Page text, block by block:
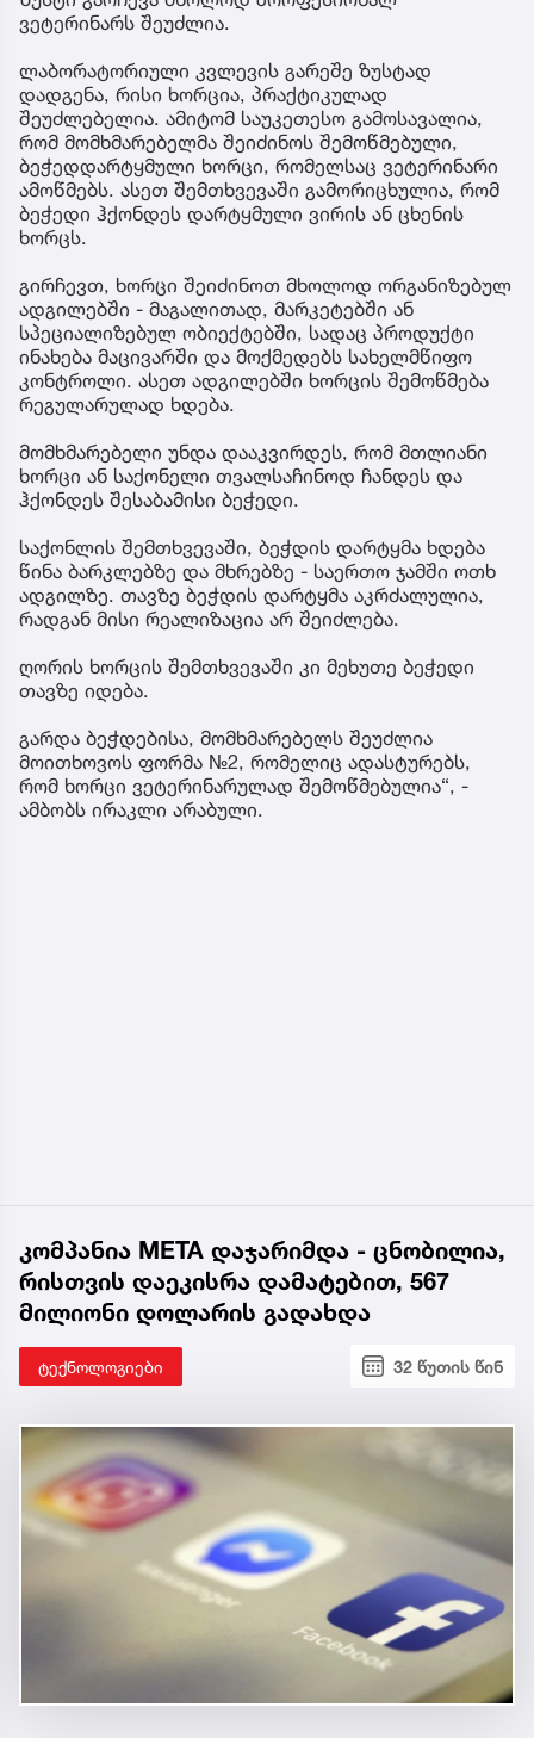
ვეტერინარს შეუძლია.
ლაბორატორიული კვლევის გარეშე ზუსტად
დადგენა, რისი ხორცია, პრაქტიკულად
შეუძლებელია. ამიტომ საუკეთესო გამოსავალია,
რომ მომხმარებელმა შეიძინოს შემოწმებული,
ბეჭედდარტყმული ხორცი, რომელსაც ვეტერინარი
ამოწმებს. ასეთ შემთხვევაში გამორიცხულია, რომ
ბეჭედი ჰქონდეს დარტყმული ვირის ან ცხენის
ხორცს.
გირჩევთ, ხორცი შეიძინოთ მხოლოდ ორგანიზებულ
ადგილებში - მაგალითად, მარკეტებში ან
სპეციალიზებულ ობიექტებში, სადაც პროდუქტი
ინახება მაცივარში და მოქმედებს სახელმწიფო
კონტროლი. ასეთ ადგილებში ხორცის შემოწმება
რეგულარულად ხდება.
მომხმარებელი უნდა დააკვირდეს, რომ მთლიანი
ხორცი ან საქონელი თვალსაჩინოდ ჩანდეს და
ჰქონდეს შესაბამისი ბეჭედი.
საქონლის შემთხვევაში, ბეჭდის დარტყმა ხდება
წინა ბარკლებზე და მხრებზე - საერთო ჯამში ოთხ
ადგილზე. თავზე ბეჭდის დარტყმა აკრძალულია,
რადგან მისი რეალიზაცია არ შეიძლება.
ღორის ხორცის შემთხვევაში კი მეხუთე ბეჭედი
თავზე იდება.
გარდა ბეჭდებისა, მომხმარებელს შეუძლია
მოითხოვოს ფორმა №2, რომელიც ადასტურებს,
რომ ხორცი ვეტერინარულად შემოწმებულია“, -
ამბობს ირაკლი არაბული.
კომპანია META დაჯარიმდა - ცნობილია,
რისთვის დაეკისრა დამატებით, 567
მილიონი დოლარის გადახდა
ტექნოლოგიები 32 წუთის წინ